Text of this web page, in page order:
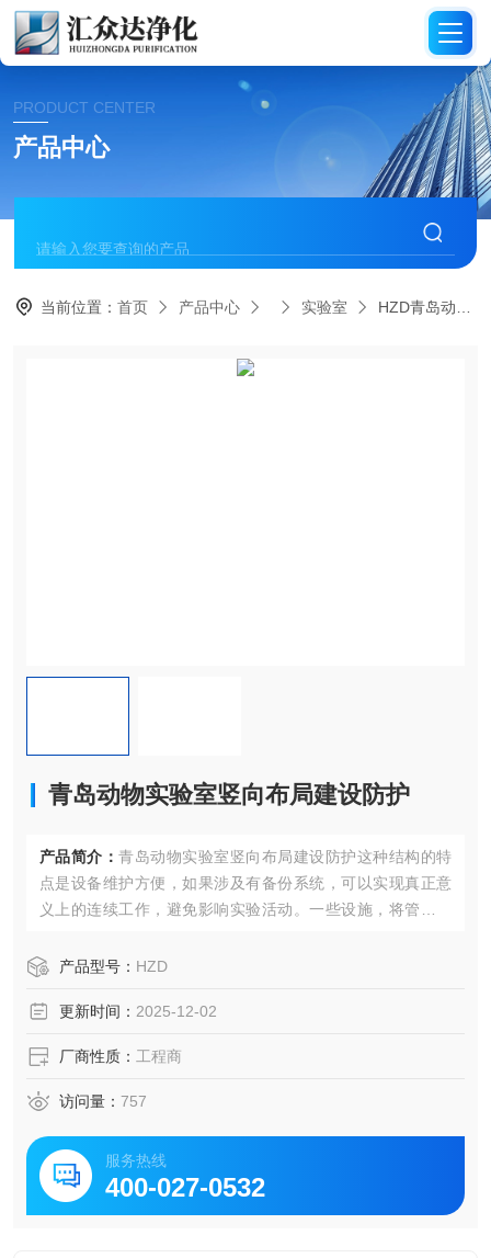
PRODUCT CENTER
产品中心
当前位置：首页 产品中心 实验室 HZD青岛动物实验室竖向布局建设防护
青岛动物实验室竖向布局建设防护
产品简介： 青岛动物实验室竖向布局建设防护这种结构的特
点是设备维护方便，如果涉及有备份系统，可以实现真正意
义上的连续工作，避免影响实验活动。一些设施，将管道等
的空间不利于维护设备和进行性能检测，从长期来看，增加
产品型号： HZD
更新时间： 2025-12-02
厂商性质： 工程商
访问量： 757
服务热线
400-027-0532